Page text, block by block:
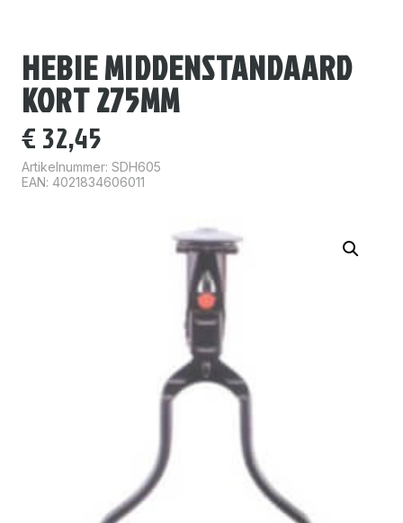
HEBIE MIDDENSTANDAARD
KORT 275MM
€ 32,45
Artikelnummer: SDH605
EAN: 4021834606011